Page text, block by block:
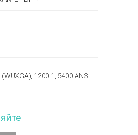
1200:1, 5400 ANSI